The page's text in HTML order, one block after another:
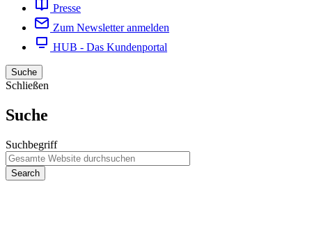
Presse
Zum Newsletter anmelden
HUB - Das Kundenportal
Suche
Schließen
Suche
Suchbegriff